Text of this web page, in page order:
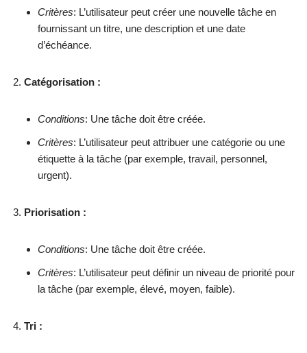
Critères: L’utilisateur peut créer une nouvelle tâche en
fournissant un titre, une description et une date
d’échéance.
Catégorisation :
Conditions: Une tâche doit être créée.
Critères: L’utilisateur peut attribuer une catégorie ou une
étiquette à la tâche (par exemple, travail, personnel,
urgent).
Priorisation :
Conditions: Une tâche doit être créée.
Critères: L’utilisateur peut définir un niveau de priorité pour
la tâche (par exemple, élevé, moyen, faible).
Tri :